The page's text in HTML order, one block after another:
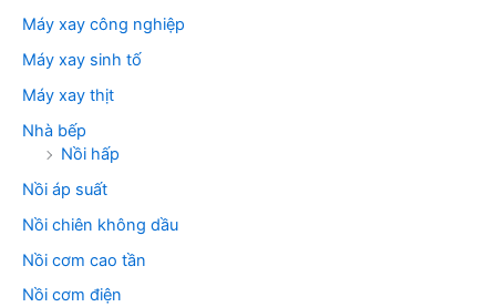
Máy xay công nghiệp
Máy xay sinh tố
Máy xay thịt
Nhà bếp
Nồi hấp
Nồi áp suất
Nồi chiên không dầu
Nồi cơm cao tần
Nồi cơm điện